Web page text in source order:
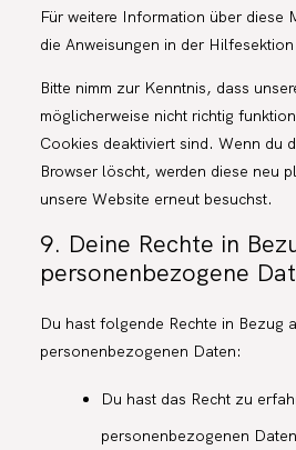
Für weitere Information über diese
die Anweisungen in der
Bitte nimm zur Kenntnis, dass
möglicherweise nicht richtig
Cookies deaktiviert sind. Wenn du
Browser löscht, werden diese neu
unsere Website erneut besuchst.
9. Deine Rechte in
personenbezogene
Du hast folgende Rechte in Bezug
personenbezogenen Daten:
Du hast das Recht zu
personenbezogenen